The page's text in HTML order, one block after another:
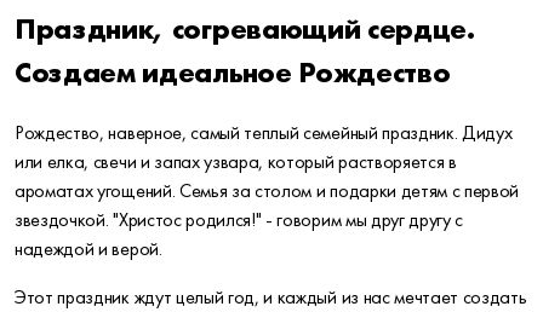
Праздник, согревающий сердце.
Создаем идеальное Рождество
Рождество, наверное, самый теплый семейный праздник. Дидух
или елка, свечи и запах узвара, который растворяется в
ароматах угощений. Семья за столом и подарки детям с первой
звездочкой. "Христос родился!" - говорим мы друг другу с
надеждой и верой.
Этот праздник ждут целый год, и каждый из нас мечтает создать